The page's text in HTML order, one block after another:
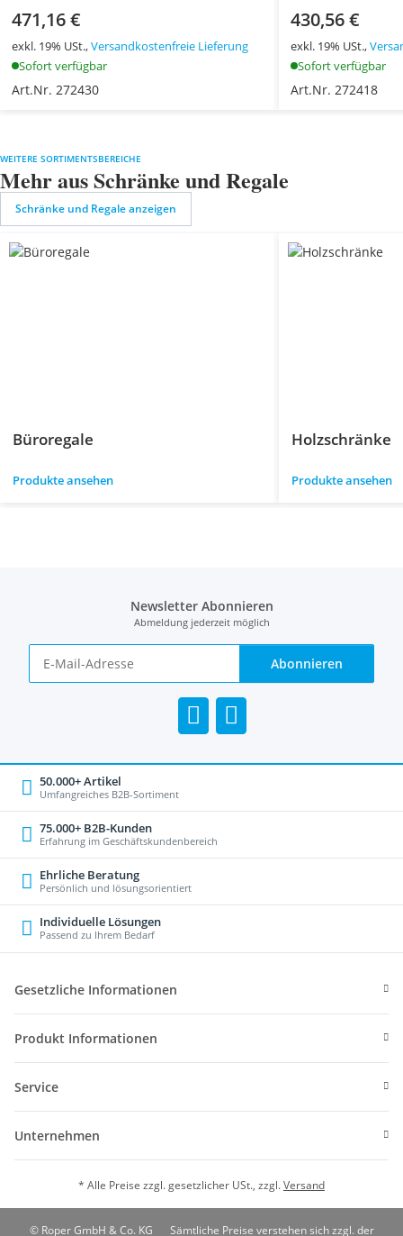
471,16 €
exkl. 19% USt.,Versandkostenfreie Lieferung
Sofort verfügbar
Art.Nr. 272430
430,56 €
exkl. 19% USt.,
Sofort verfügbar
Art.Nr. 272418
WEITERE SORTIMENTSBEREICHE
Mehr aus Schränke und Regale
Schränke und Regale anzeigen
Büroregale
Produkte ansehen
Holzschränke
Produkte ansehen
Newsletter Abonnieren
Abmeldung jederzeit möglich
Abonnieren
50.000+ Artikel
Umfangreiches B2B-Sortiment
75.000+ B2B-Kunden
Erfahrung im Geschäftskundenbereich
Ehrliche Beratung
Persönlich und lösungsorientiert
Individuelle Lösungen
Passend zu Ihrem Bedarf
Gesetzliche Informationen
Produkt Informationen
Service
Unternehmen
* Alle Preise zzgl. gesetzlicher USt., zzgl.Versand
© Roper GmbH & Co. KG Sämtliche Preise verstehen sich zzgl. der